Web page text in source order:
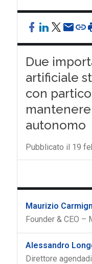
Due
artificiale
con
autonomo
Pubblicato il 19
Maurizio
Founder & CEO –
Alessandro
Direttore